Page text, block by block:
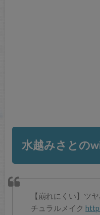
水越みさとの
【崩れにくい】ツ
チュラルメイク